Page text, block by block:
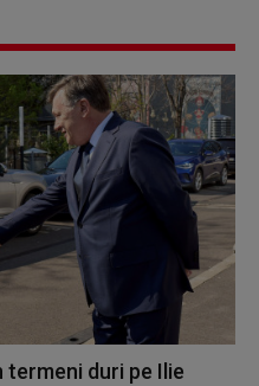
duri pe Ilie